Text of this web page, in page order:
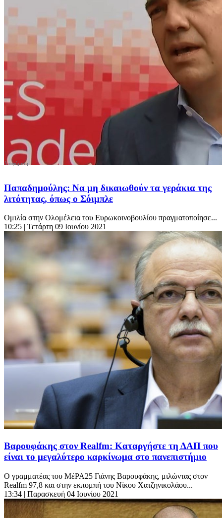
Παπαδημούλης: Να μη δικαιωθούν τα γεράκια της
λιτότητας, όπως ο Σόιμπλε
Ομιλία στην Ολομέλεια του Ευρωκοινοβουλίου πραγματοποίησε...
10:25 | Τετάρτη 09 Ιουνίου 2021
Βαρουφάκης στον Realfm: Καταργήστε τη ΔΑΠ που
είναι το μεγαλύτερο καρκίνωμα στο πανεπιστήμιο
Ο γραμματέας του ΜέΡΑ25 Γιάνης Βαρουφάκης, μιλώντας στον
Realfm 97,8 και στην εκπομπή του Νίκου Χατζηνικολάου...
13:34 | Παρασκευή 04 Ιουνίου 2021